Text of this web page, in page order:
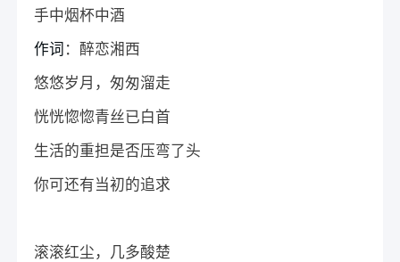
手中烟杯中酒
作词 ：醉恋湘西
悠悠岁月，匆匆溜走
恍恍惚惚青丝已白首
生活的重担是否压弯了头
你可还有当初的追求
滚滚红尘，几多酸楚